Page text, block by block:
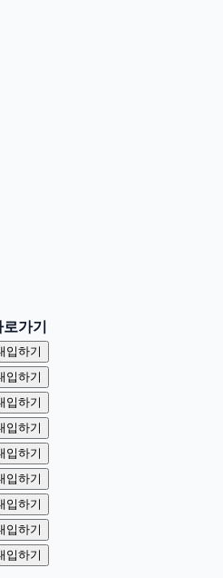
로가기
입하기
입하기
입하기
입하기
입하기
입하기
입하기
입하기
입하기